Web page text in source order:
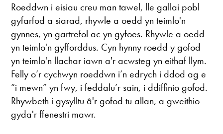
Roeddwn i eisiau creu man tawel, lle gallai pobl
gyfarfod a siarad, rhywle a oedd yn teimlo'n
gynnes, yn gartrefol ac yn gyfoes. Rhywle a oedd
yn teimlo'n gyfforddus. Cyn hynny roedd y gofod
yn teimlo'n llachar iawn a'r acwsteg yn eithaf llym.
Felly o’r cychwyn roeddwn i’n edrych i ddod ag e
“i mewn” yn fwy, i feddalu’r sain, i ddiffinio gofod.
Rhywbeth i gysylltu â'r gofod tu allan, a gweithio
gyda'r ffenestri mawr.